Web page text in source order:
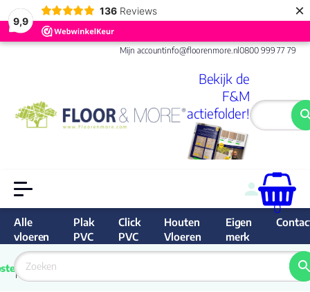
9,9
136 Reviews ×
Mijn accountinfo@floorenmore.nl0800 999 77 79
Bekijk de
F&M
actiefolder!
0
Alle
vloeren
Plak
PVC
Click
PVC
Houten
Vloeren
Eigen
merk
van
Nederland
9.6/10